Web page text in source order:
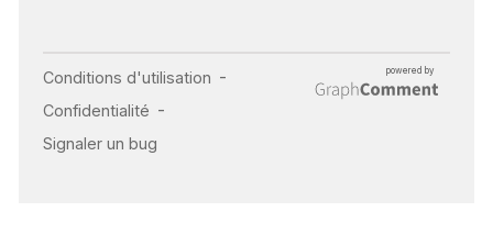
INSUFFISANCE
CARDIAQUE : LES